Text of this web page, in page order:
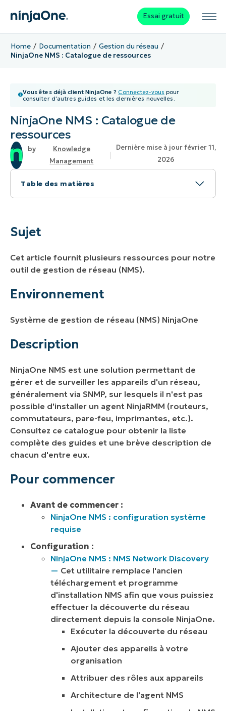
Essai gratuit
Home Documentation
Gestion du réseau
NinjaOne NMS : Catalogue de ressources
Vous êtes déjà client NinjaOne ? Connectez-vous pour
consulter d'autres guides et les dernières nouvelles.
NinjaOne NMS : Catalogue de
ressources
Knowledge
Management
Dernière mise à jour février 11,
2026
Table des matières
Sujet
Pour commencer
Aide et dépannage
Sujet
Cet article fournit plusieurs ressources pour notre
outil de gestion de réseau (NMS).
Environnement
Système de gestion de réseau (NMS) NinjaOne
Description
NinjaOne NMS est une solution permettant de
gérer et de surveiller les appareils d'un réseau,
généralement via SNMP, sur lesquels il n'est pas
possible d'installer un agent NinjaRMM (routeurs,
commutateurs, pare-feu, imprimantes, etc.).
Consultez ce catalogue pour obtenir la liste
complète des guides et une brève description de
chacun d'entre eux.
Pour commencer
Avant de commencer :
NinjaOne NMS : configuration système
requise
Configuration :
NinjaOne NMS : NMS Network Discovery
— Cet utilitaire remplace l'ancien
téléchargement et programme
d'installation NMS afin que vous puissiez
effectuer la découverte du réseau
directement depuis la console NinjaOne.
Exécuter la découverte du réseau
Ajouter des appareils à votre
organisation
Attribuer des rôles aux appareils
Architecture de l'agent NMS